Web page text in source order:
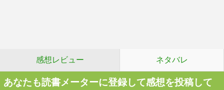
感想レビュー ネタバレ
あなたも読書メーターに登録して感想を投稿して